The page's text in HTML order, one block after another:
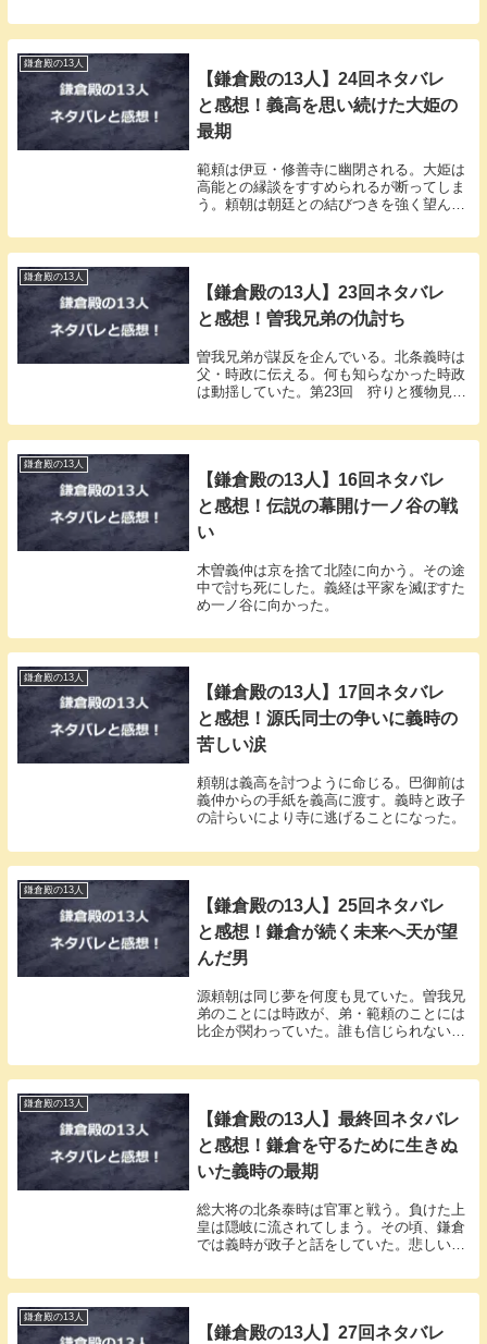
鎌倉殿の13人
【鎌倉殿の13人】24回ネタバレ
と感想！義高を思い続けた大姫の
最期
範頼は伊豆・修善寺に幽閉される。大姫は
高能との縁談をすすめられるが断ってしま
う。頼朝は朝廷との結びつきを強く望んで
鎌倉殿の13人
【鎌倉殿の13人】23回ネタバレ
と感想！曽我兄弟の仇討ち
曽我兄弟が謀反を企んでいる。北条義時は
父・時政に伝える。何も知らなかった時政
は動揺していた。第23回 狩りと獲物見逃
「鎌倉殿の13人」第23回視聴率「鎌倉殿の
13人」第23回が放送されました。気になる
鎌倉殿の13人
【鎌倉殿の13人】16回ネタバレ
と感想！伝説の幕開け一ノ谷の戦
い
木曽義仲は京を捨て北陸に向かう。その途
中で討ち死にした。義経は平家を滅ぼすた
め一ノ谷に向かった。
鎌倉殿の13人
【鎌倉殿の13人】17回ネタバレ
と感想！源氏同士の争いに義時の
苦しい涙
頼朝は義高を討つように命じる。巴御前は
義仲からの手紙を義高に渡す。義時と政子
の計らいにより寺に逃げることになった。
鎌倉殿の13人
【鎌倉殿の13人】25回ネタバレ
と感想！鎌倉が続く未来へ天が望
んだ男
源頼朝は同じ夢を何度も見ていた。曽我兄
弟のことには時政が、弟・範頼のことには
比企が関わっていた。誰も信じられない気
鎌倉殿の13人
【鎌倉殿の13人】最終回ネタバレ
と感想！鎌倉を守るために生きぬ
いた義時の最期
総大将の北条泰時は官軍と戦う。負けた上
皇は隠岐に流されてしまう。その頃、鎌倉
では義時が政子と話をしていた。悲しい血
鎌倉殿の13人
【鎌倉殿の13人】27回ネタバレ